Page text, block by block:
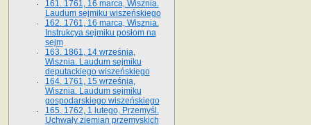
161. 1761, 16 marca, Wisznia.
Laudum sejmiku wiszeńskiego
162. 1761, 16 marca, Wisznia.
Instrukcya sejmiku posłom na
sejm
163. 1861, 14 września,
Wisznia. Laudum sejmiku
deputackiego wiszeńskiego
164. 1761, 15 września,
Wisznia. Laudum sejmiku
gospodarskiego wiszeńskiego
165. 1762, 1 lutego, Przemyśl.
Uchwały ziemian przemyskich